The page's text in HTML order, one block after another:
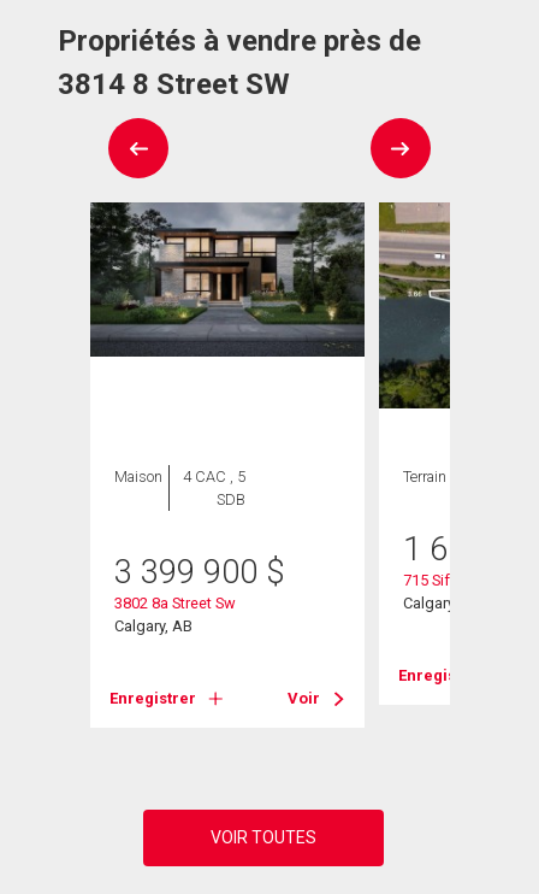
Propriétés à vendre près de
3814 8 Street SW
Maison
4 CAC , 5
SDB
3 399 900 $
3802 8a Street Sw
Calgary, AB
Enregistrer Voir
Terrain
1 600
715 Sifton
Calgary, AB
Enregistrer